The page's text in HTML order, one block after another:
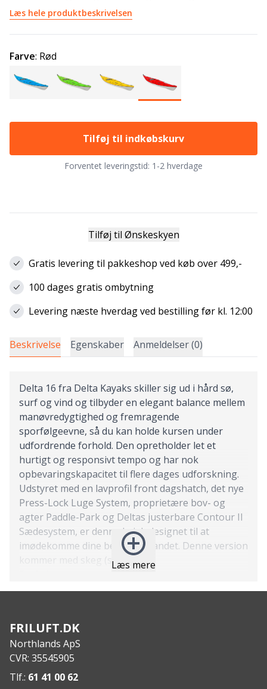
Læs hele produktbeskrivelsen
Farve: Rød
Tilføj til indkøbskurv
Forventet leveringstid: 1-2 hverdage
Tilføj til Ønskeskyen
Gratis levering til pakkeshop ved køb over 499,-
100 dages gratis ombytning
Levering næste hverdag ved bestilling før kl. 12:00
Beskrivelse Egenskaber Anmeldelser (0)
Læs mere
Delta 16 fra Delta Kayaks skiller sig ud i hård sø,
surf og vind og tilbyder en elegant balance mellem
manøvredygtighed og fremragende
sporfølgeevne, så du kan holde kursen under
udfordrende forhold. Den opretholder let et
hurtigt og responsivt tempo og har nok
opbevaringskapacitet til flere dages udforskning.
Udstyret med en lavprofil front dagshatch, det nye
Press-Lock Luge System, proprietære bov- og
agter Paddle-Park og Deltas justerbare Contour II
Sædesystem, er denne kajak designet til at
imødekomme dine behov på vandet. Denne version
kommer med skeg (sænkekøl).
Perfekt til hård sø, surf og vind.
sporfølgeevne.
Hurtigt og responsivt tempo med rigelig
opbevaringskapacitet.
Lavprofil front dagshatch for nem adgang.
FRILUFT.DK
Northlands ApS
CVR: 35545905
Tlf.: 61 41 00 62